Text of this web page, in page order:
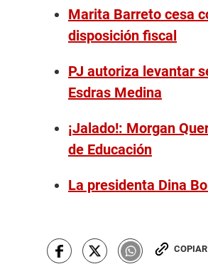
Marita Barreto cesa
disposición fiscal
PJ autoriza levantar
Esdras Medina
¡Jalado!: Morgan
de Educación
La presidenta Dina